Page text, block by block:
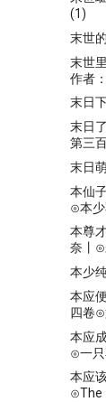
(1)
末世
末世
作者
末日
末日
第三
末日
本仙
⊙本
本尊
奈丨
本少
本应
四卷
本应
⊙一
本应
⊙The